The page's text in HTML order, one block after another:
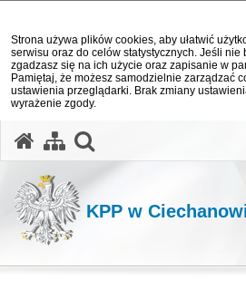
Strona używa plików cookies, aby ułatwić
serwisu oraz do celów statystycznych. Jeśli nie
zgadzasz się na ich użycie oraz zapisanie w
Pamiętaj, że możesz samodzielnie zarządzać
ustawienia przeglądarki. Brak zmiany
wyrażenie zgody.
KPP w